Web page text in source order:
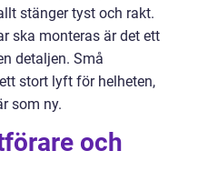
stänger tyst och rakt.
ska monteras är det ett
detaljen. Små
stort lyft för helheten,
som ny.
och